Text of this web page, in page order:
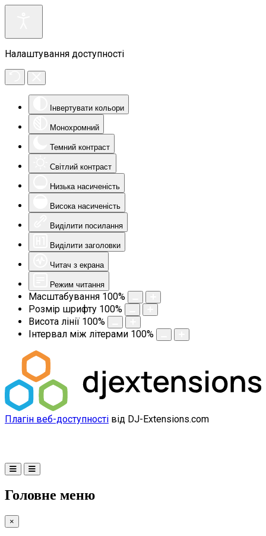
Налаштування доступності
Інвертувати кольори
Монохромний
Темний контраст
Світлий контраст
Низька насиченість
Висока насиченість
Виділити посилання
Виділити заголовки
Читач з екрана
Режим читання
Масштабування 100%
Розмір шрифту 100%
Висота лінії 100%
Інтервал між літерами 100%
Плагін веб-доступності від DJ-Extensions.com
Головне меню
×